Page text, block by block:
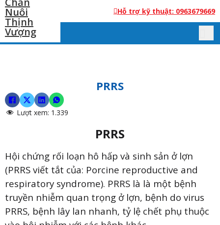
Hỗ trợ kỹ thuật: 0963679669
PRRS
Lượt xem: 1.339
PRRS
Hội chứng rối loạn hô hấp và sinh sản ở lợn
(PRRS viết tắt của: Porcine reproductive and
respiratory syndrome). PRRS là là một bệnh
truyền nhiễm quan trọng ở lợn, bệnh do virus
PRRS, bệnh lây lan nhanh, tỷ lệ chết phụ thuộc